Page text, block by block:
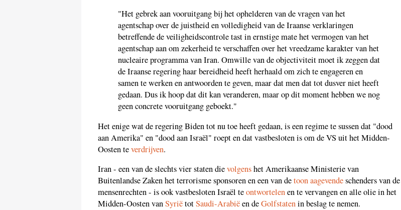
"Het gebrek aan vooruitgang bij het ophelderen van de vragen van het
agentschap over de juistheid en volledigheid van de Iraanse verklaringen
betreffende de veiligheidscontrole tast in ernstige mate het vermogen van het
agentschap aan om zekerheid te verschaffen over het vreedzame karakter van het
nucleaire programma van Iran. Omwille van de objectiviteit moet ik zeggen dat
de Iraanse regering haar bereidheid heeft herhaald om zich te engageren en
samen te werken en antwoorden te geven, maar dat men dat tot dusver niet heeft
gedaan. Dus ik hoop dat dit kan veranderen, maar op dit moment hebben we nog
geen concrete vooruitgang geboekt."
Het enige wat de regering Biden tot nu toe heeft gedaan, is een regime te sussen dat "dood
aan Amerika" en "dood aan Israël" roept en dat vastbesloten is om de VS uit het Midden-
Oosten teverdrijven.
Iran - een van de slechts vier staten dievolgenshet Amerikaanse Ministerie van
Buitenlandse Zaken het terrorisme sponsoren en een van detoon aagevendeschenders van de
mensenrechten - is ook vastbesloten Israël teontwortelenen te vervangen en alle olie in het
Midden-Oosten vanSyriëtotSaudi-Arabiëen deGolfstatenin beslag te nemen.